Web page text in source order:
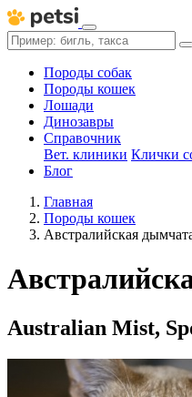
Породы собак
Породы кошек
Лошади
Динозавры
Справочник
Вет. клиники Клички
Блог
Главная
Породы кошек
Австралийская
Australian Mist,